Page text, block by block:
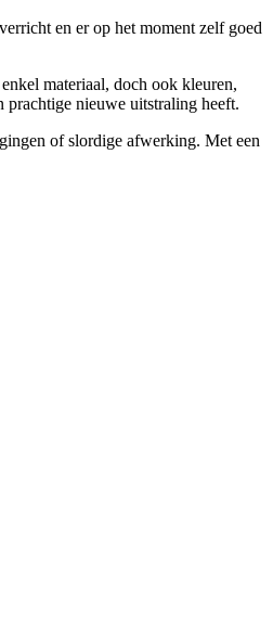
en er op het moment zelf goed
materiaal, doch ook kleuren,
prachtige nieuwe uitstraling heeft.
of slordige afwerking. Met een